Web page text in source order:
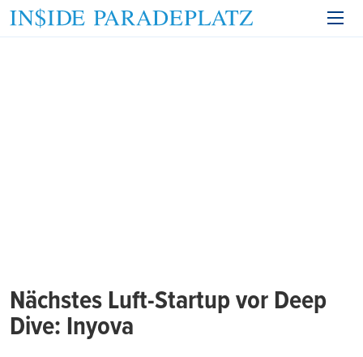
Nächstes Luft-Startup vor Deep
Dive: Inyova